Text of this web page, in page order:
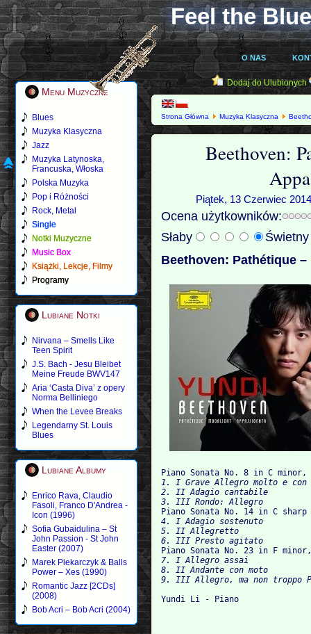
Feel the
O NAS
Menu Muzyczne
Blues
Muzyka Klasyczna
Jazz
Muzyka Latynoska,
Francuska, Włoska
Polska Muzyka
Pop i Różności
Rock, Metal
Single
Notki Muzyczne
Music Box
Książki, Lekcje, Filmy
Programy
Lubiane Notki
Nirvana – Smells Like
Teen Spirit
J.S. Bach - Jesu Bleibet
Meine Freude BWV147
Aria ‘Casta Diva’ z opery
Norma Belliniego
When the Levee Breaks
Legendarny St. Louis
Blues
Lubiane Albumy
Enrico Rava, Claudio
Fasoli, Franco D'Andrea -
Icon (1996)
Sofia Gubaidulina – St
John Passion - St John
Easter (2007)
Marek Piekarczyk & Balls
Power – Xes (1990)
Romantic Jazz [2CDs]
(2008)
Bob Acri – Bob Acri (2004)
Dodaj do Ulubionych
Strona Główna Muzyka Klasyczna
Appassionata (2012)
Beethoven:
Piątek, 13 Czerwiec
Ocena użytkowników:
Słaby
Beethoven: Pathétique
Piano Sonata No. 8 in C
1. I Grave Allegro molto e
2. II Adagio cantabile
3. III Rondo: Allegro
Piano Sonata No. 14 in C
4. I Adagio sostenuto
5. II Allegretto
6. III Presto agitato
Piano Sonata No. 23 in F
7. I Allegro assai
8. II Andante con moto